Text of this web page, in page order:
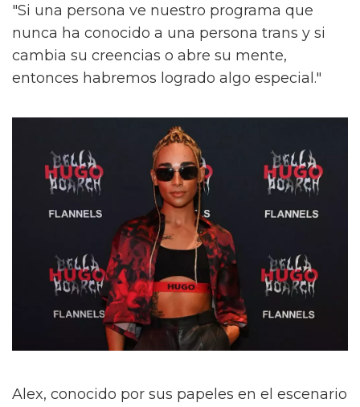
"Si una persona ve nuestro programa que
nunca ha conocido a una persona trans y si
cambia su creencias o abre su mente,
entonces habremos logrado algo especial."
Alex, conocido por sus papeles en el escenario